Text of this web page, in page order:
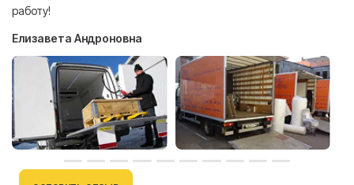
работу!
Елизавета Андроновна